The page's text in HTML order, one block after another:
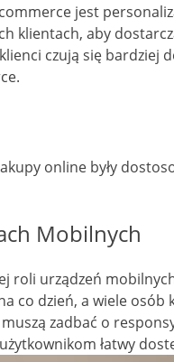
jest
klientach, aby
czują się bardziej
online były
Mobilnych
roli urządzeń
co dzień, a wiele
zadbać o
łatwy